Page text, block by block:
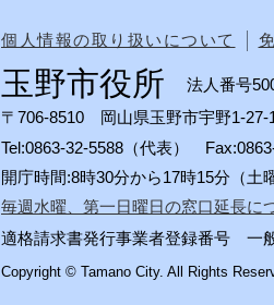
個人情報の取り扱いについて
玉野市役所
法人番号
〒706-8510 岡山県玉野市宇野1-27-
Tel:0863-32-5588（代表）
開庁時間:8時30分から17時15分（土
毎週水曜、第一日曜日の窓口延長に
適格請求書発行事業者登録番号 一
Copyright © Tamano City. All Rights